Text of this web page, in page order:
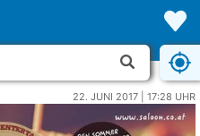
22. JUNI 2017 | 17:28 UHR